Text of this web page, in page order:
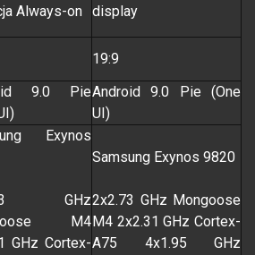
Always-on display
19:9
9.0 PieAndroid 9.0 Pie (One
UI)
Exynos
GHz
M4
GHz Cortex-
Samsung Exynos 9820
2x2.73 GHz Mongoose
M4 2x2.31 GHz Cortex-
A75 4x1.95 GHz